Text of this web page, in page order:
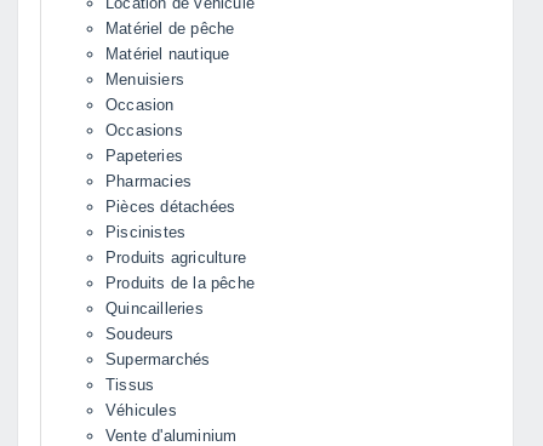
Matériel de pêche
Matériel nautique
Menuisiers
Occasion
Occasions
Papeteries
Pharmacies
Pièces détachées
Piscinistes
Produits agriculture
Produits de la pêche
Quincailleries
Soudeurs
Supermarchés
Tissus
Véhicules
Vente d'aluminium